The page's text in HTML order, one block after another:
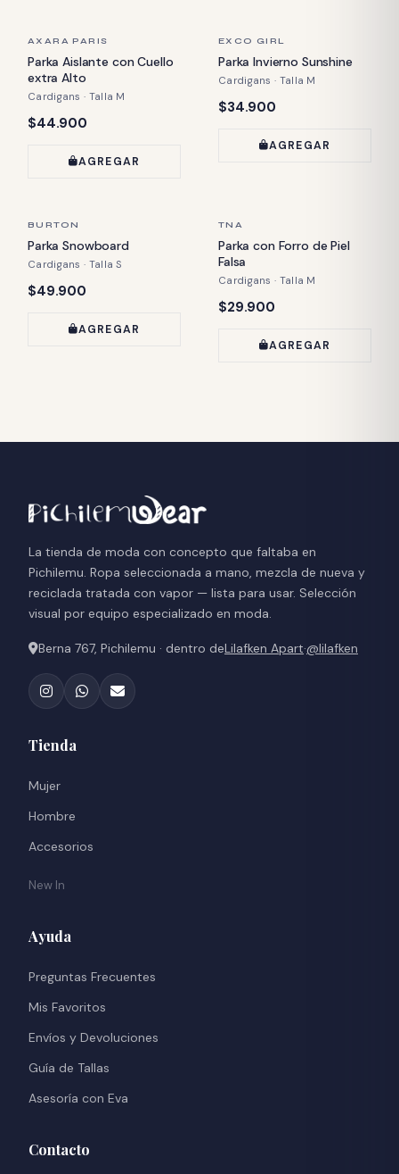
ÚLTIMA PIEZA
AXARA PARIS
Parka Aislante con Cuello
extra Alto
Cardigans · Talla M
Precio:
$44.900
AGREGAR
ÚLTIMA PIEZA
EXCO GIRL
Parka Invierno Sunshine
Cardigans · Talla M
Precio:
$34.900
AGREGAR
ÚLTIMA PIEZA
BURTON
Parka Snowboard
Cardigans · Talla S
Precio:
$49.900
AGREGAR
ÚLTIMA PIEZA
TNA
Parka con Forro de Piel
Falsa
Cardigans · Talla M
Precio:
$29.900
AGREGAR
La tienda de moda con concepto que faltaba en
Pichilemu. Ropa seleccionada a mano, mezcla de nueva y
reciclada tratada con vapor — lista para usar. Selección
visual por equipo especializado en moda.
Berna 767, Pichilemu · dentro deLilafken Apart·@lilafken
Tienda
Mujer
Hombre
Accesorios
New In
Ayuda
Preguntas Frecuentes
Mis Favoritos
Envíos y Devoluciones
Guía de Tallas
Asesoría con Eva
Contacto